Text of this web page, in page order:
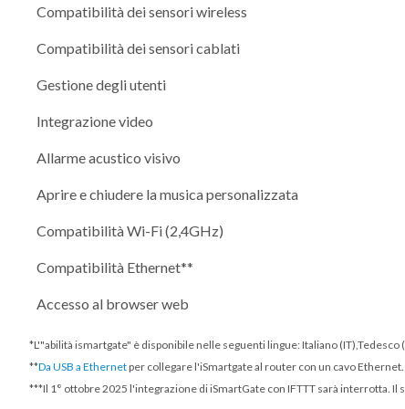
Compatibilità dei sensori wireless
Compatibilità dei sensori cablati
Gestione degli utenti
Integrazione video
Allarme acustico visivo
Aprire e chiudere la musica personalizzata
Compatibilità Wi-Fi (2,4GHz)
Compatibilità Ethernet**
Accesso al browser web
*L'"abilità ismartgate" è disponibile nelle seguenti lingue: Italiano (IT),Tedesco
**Da USB a Ethernetper collegare l'iSmartgate al router con un cavo Ethernet.
***Il 1° ottobre 2025 l'integrazione di iSmartGate con IFTTT sarà interrotta. Il